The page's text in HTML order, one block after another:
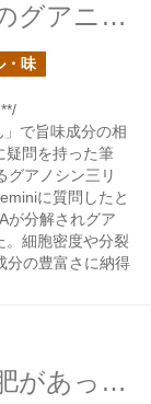
なぜキノコは三大旨味成分のグアニル酸が豊富なのだろう？
・味
で旨味成分の相
疑問を持った筆
グアノシン三リ
に質問したと
が分解されグア
。細胞密度や分裂
分の豊富さに納得
ムギネ酸を多く分泌する緑肥があったら良いな